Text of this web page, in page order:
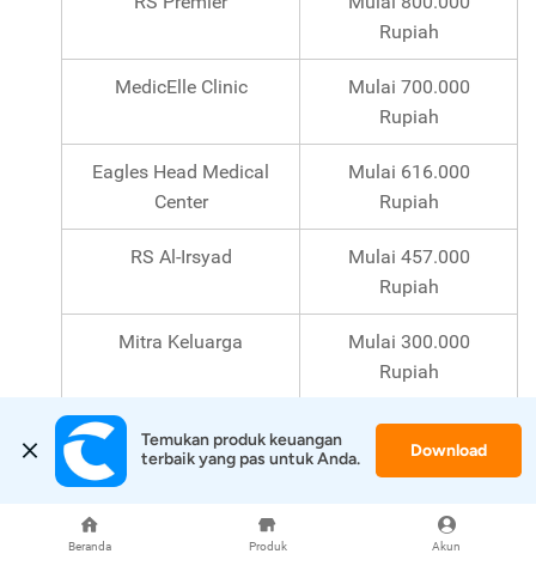
Beranda Produk Akun
Rupiah
MedicElle Clinic
Mulai 700.000
Rupiah
Eagles Head Medical
Center
Mulai 616.000
Rupiah
RS Al-Irsyad
Mulai 457.000
Rupiah
Mitra Keluarga
Mulai 300.000
Rupiah
Biaya Medical Check UpRS di
Tangerang
Biaya
Temukan produk keuangan
terbaik yang pas untuk Anda.
Download